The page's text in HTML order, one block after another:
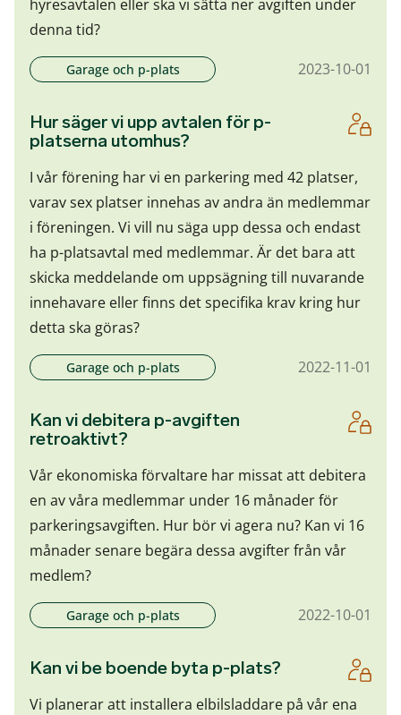
hyresavtalen eller ska vi sätta ner avgiften under
denna tid?
Garage och p-plats 2023-10-01
Hur säger vi upp avtalen för p-
platserna utomhus?
I vår förening har vi en parkering med 42 platser,
varav sex platser innehas av andra än medlemmar
i föreningen. Vi vill nu säga upp dessa och endast
ha p-platsavtal med medlemmar. Är det bara att
skicka meddelande om uppsägning till nuvarande
innehavare eller finns det specifika krav kring hur
detta ska göras?
Garage och p-plats 2022-11-01
Kan vi debitera p-avgiften
retroaktivt?
Vår ekonomiska förvaltare har missat att debitera
en av våra medlemmar under 16 månader för
parkeringsavgiften. Hur bör vi agera nu? Kan vi 16
månader senare begära dessa avgifter från vår
medlem?
Garage och p-plats 2022-10-01
Kan vi be boende byta p-plats?
Vi planerar att installera elbilsladdare på vår ena